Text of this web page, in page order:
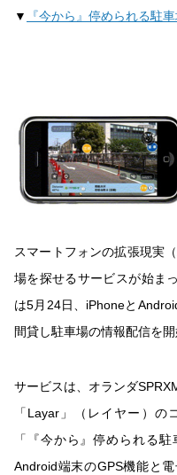
▼ 『今から』停められる駐
スマートフォンの拡張現実
場を探せるサービスが始ま
は5月24日、iPhoneと
間貸し駐車場の情報配信を開
サービスは、オランダ
「Layar」（レイヤー）
「『今から』停められる
Android端末のGPS機能と